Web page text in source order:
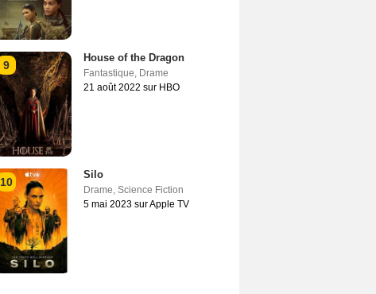
9
House of the Dragon
Fantastique, Drame
21 août 2022 sur HBO
10
Silo
Drame, Science Fiction
5 mai 2023 sur Apple TV